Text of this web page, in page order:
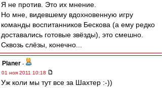
Я не против. Это их мнение.
Но мне, видевшему вдохновенную игру
команды воспитанников Бескова (а ему редко
доставались готовые звёзды), это смешно.
Сквозь слёзы, конечно...
Planer -
01 ноя 2011 10:18
Уж коли мы тут все за Шахтер :-))